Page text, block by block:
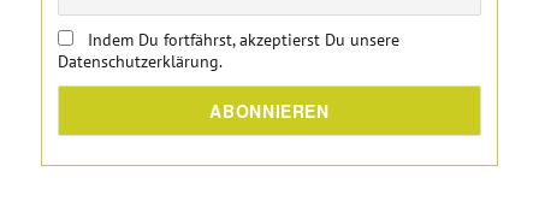
Indem Du fortfährst, akzeptierst Du unsere
Datenschutzerklärung.